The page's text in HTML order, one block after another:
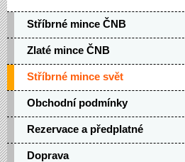
Stříbrné mince ČNB
Zlaté mince ČNB
Stříbrné mince svět
Obchodní podmínky
Rezervace a předplatné
Doprava